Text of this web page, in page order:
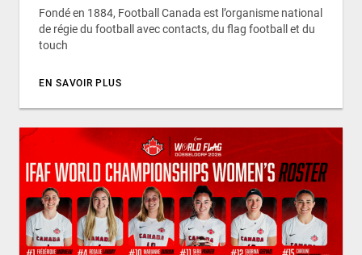
Fondé en 1884, Football Canada est l’organisme national
de régie du football avec contacts, du flag football et du
touch
EN SAVOIR PLUS